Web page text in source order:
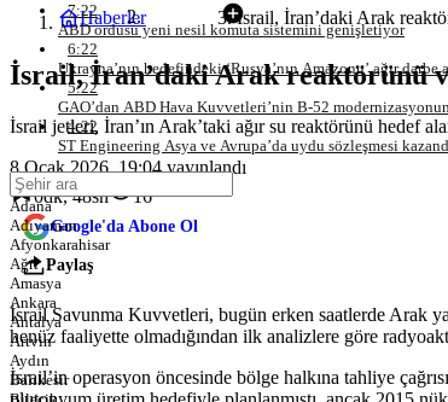
7:22
ABD ordusu yeni nesil komuta sistemini genişletiyor
6:22
Ukrayna’nın hedefindeki ‘Rusya’nın Amazonu’ ağır darbe
5:22
GAO’dan ABD Hava Kuvvetleri’nin B-52
4:22
ST Engineering Asya ve Avrupa’da uydu sözleşmesi
Adana
Adıyaman
Afyonkarahisar
Ağrı
Amasya
Ankara
Antalya
Artvin
Aydın
Balıkesir
Haberler İsrail, İran’daki Arak
İsrail, İran’daki Arak reaktörünü
İsrail jetleri, İran’ın Arak’taki ağır su reaktörünü hedef
8 Ocak 2026, 19:04yayınlandı
0dk, 48sn
16
Google'da Abone Ol
Paylaş
İsrail Savunma Kuvvetleri, bugün erken saatlerde Arak
henüz faaliyette olmadığından ilk analizlere göre
İsrail’in operasyon öncesinde bölge halkına tahliye